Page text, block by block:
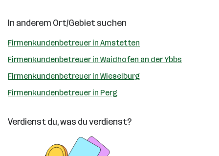
In anderem Ort/Gebiet suchen
Firmenkundenbetreuer in Amstetten
Firmenkundenbetreuer in Waidhofen an der Ybbs
Firmenkundenbetreuer in Wieselburg
Firmenkundenbetreuer in Perg
Verdienst du, was du verdienst?